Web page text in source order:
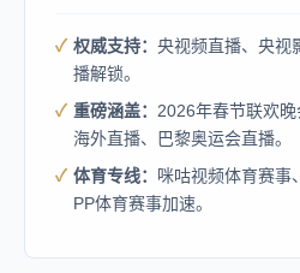
权威支持： 央视频直播、央视
播解锁。
重磅涵盖： 2026年春节联欢
海外直播、巴黎奥运会直播。
体育专线： 咪咕视频体育赛事
PP体育赛事加速。